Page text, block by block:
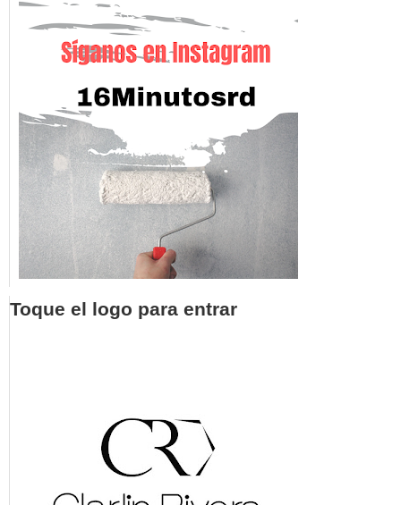
Toque el logo para entrar